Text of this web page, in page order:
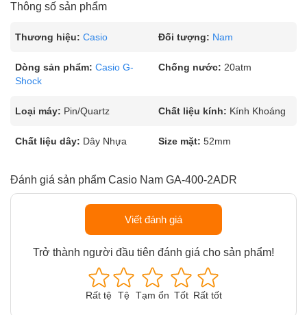
Thông số sản phẩm
Thương hiệu: Casio Đối tượng: Nam
Dòng sản phẩm: Casio G-
Shock
Chống nước: 20atm
Loại máy: Pin/Quartz Chất liệu kính: Kính Khoáng
Chất liệu dây: Dây Nhựa Size mặt: 52mm
Đánh giá sản phẩm Casio Nam GA-400-2ADR
Viết đánh giá
Trở thành người đầu tiên đánh giá cho sản phẩm!
Rất tệ Tệ Tạm ổn Tốt Rất tốt